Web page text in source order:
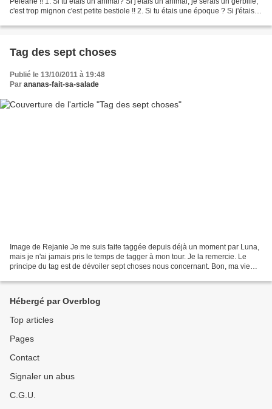
c'est trop mignon c'est petite bestiole !! 2. Si tu étais une époque ? Si j'étais
Tag des sept choses
Publié le 13/10/2011 à 19:48
Par ananas-fait-sa-salade
Image de Rejanie Je me suis faite taggée depuis déjà un moment par Luna,
mais je n'ai jamais pris le temps de tagger à mon tour. Je la remercie. Le
principe du tag est de dévoiler sept choses nous concernant. Bon, ma vie
Hébergé par Overblog
Top articles
Pages
Contact
Signaler un abus
C.G.U.